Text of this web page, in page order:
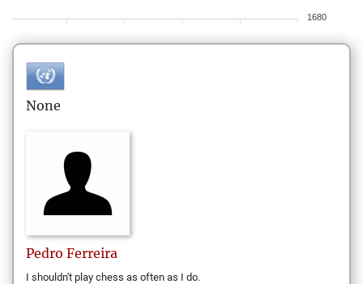
1680
None
Pedro Ferreira
I shouldn't play chess as often as I do.